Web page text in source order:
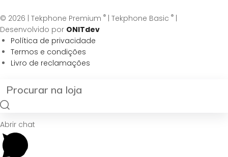
© 2026 | Tekphone Premium ® | Tekphone Basic ®
Desenvolvido por ONITdev
Política de privacidade
Termos e condições
Livro de reclamações
Abrir chat